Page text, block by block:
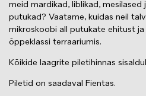
meid mardikad, liblikad, mesilased
putukad? Vaatame, kuidas neil
mikroskoobi all putukate ehitust ja
õppeklassi terraariumis.
Kõikide laagrite piletihinnas
Piletid on saadaval Fientas.